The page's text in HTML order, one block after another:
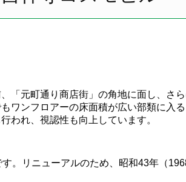
「元町通り商店街」の角地に面し、
ワンフロアーの床面積が広い部類に
われ、視認性も向上しています。
。リニューアルのため、昭和43年（